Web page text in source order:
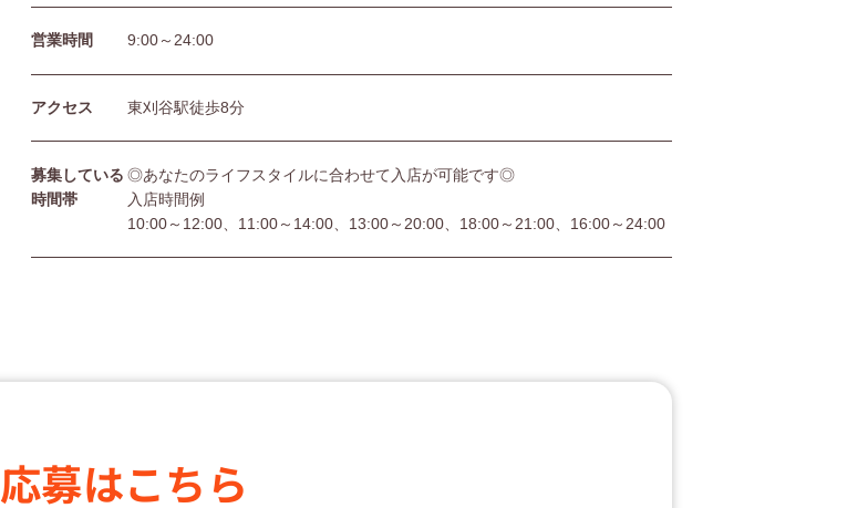
営業時間 9:00～24:00
アクセス 東刈谷駅徒歩8分
募集している
時間帯
◎あなたのライフスタイルに合わせて入店が可能です◎
入店時間例
10:00～12:00、11:00～14:00、13:00～20:00、18:00～21:00、16:00～24:00
応募はこちら